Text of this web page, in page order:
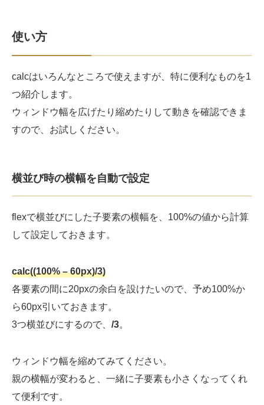
使い方
calcはいろんなところで使えますが、特に便利なものを1
つ紹介します。
ウィンドウ幅を広げたり縮めたりして動きを確認できま
すので、お試しください。
横並び時の横幅を自動で設定
flexで横並びにした子要素の横幅を、100%の値から計算
して設定しておきます。
calc((100% – 60px)/3)
各要素の間に20pxの余白を設けたいので、予め100%か
ら60px引いておきます。
3つ横並びにするので、 /3。
ウィンドウ幅を縮めてみてください。
親の横幅が変わると、一緒に子要素も小さくなってくれ
て便利です。